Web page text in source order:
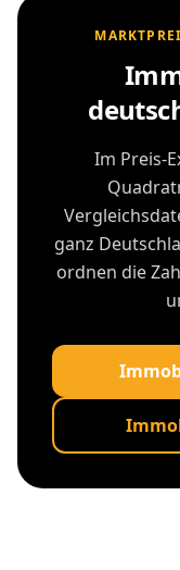
Im Preis-
ganz
ordnen die